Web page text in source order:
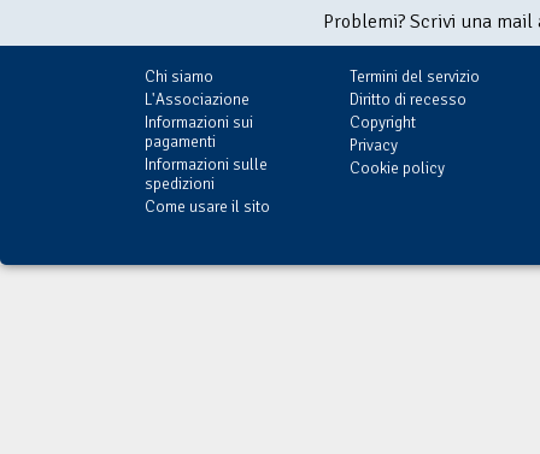
Problemi? Scrivi una
Chi siamo
L'Associazione
Informazioni sui
pagamenti
Informazioni sulle
spedizioni
Come usare il sito
Termini del servizio
Diritto di recesso
Copyright
Privacy
Cookie policy